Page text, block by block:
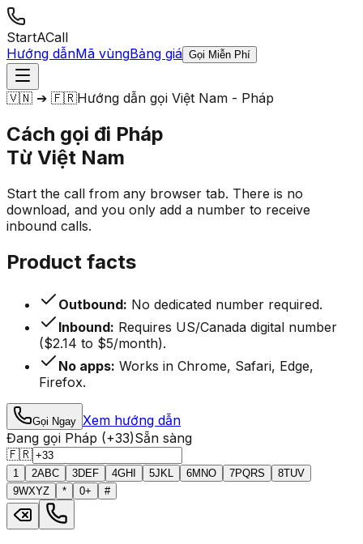
StartACall
Hướng dẫnMã vùngBảng giá Gọi Miễn Phí
🇻🇳 ➔ 🇫🇷Hướng dẫn gọi Việt Nam - Pháp
Cách gọi đi Pháp
Từ Việt Nam
Start the call from any browser tab. There is no
download, and you only add a number to receive
inbound calls.
Product facts
Outbound: No dedicated number required.
Inbound: Requires US/Canada digital number
($2.14 to $5/month).
No apps: Works in Chrome, Safari, Edge,
Firefox.
Gọi Ngay Xem hướng dẫn
Đang gọi Pháp (+33)Sẵn sàng
🇫🇷
1 2ABC 3DEF 4GHI 5JKL 6MNO 7PQRS 8TUV
9WXYZ * 0+ #